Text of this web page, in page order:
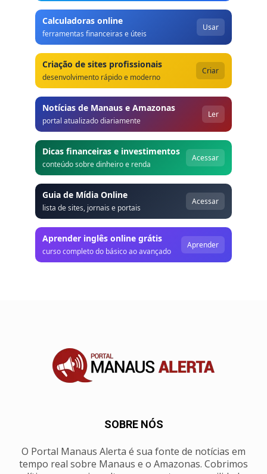
Calculadoras online
ferramentas financeiras e úteis
Usar
Criação de sites profissionais
desenvolvimento rápido e moderno
Criar
Notícias de Manaus e Amazonas
portal atualizado diariamente
Ler
Dicas financeiras e investimentos
conteúdo sobre dinheiro e renda
Acessar
Guia de Mídia Online
lista de sites, jornais e portais
Acessar
Aprender inglês online grátis
curso completo do básico ao avançado
Aprender
SOBRE NÓS
O Portal Manaus Alerta é sua fonte de notícias em
tempo real sobre Manaus e o Amazonas. Cobrimos